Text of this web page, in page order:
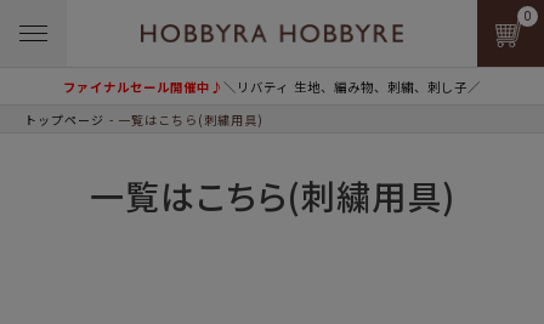
ファイナルセール開催中♪＼リバティ 生地、編み物、刺繍、刺し子／
0
トップページ 一覧はこちら(刺繍用具)
一覧はこちら(刺繍用具)